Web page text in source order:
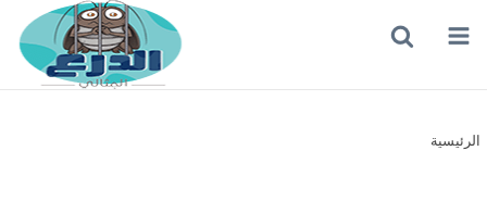
القائمة
الرئيسية